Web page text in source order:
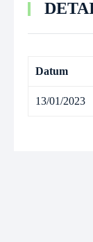
Datum
13/01/2023